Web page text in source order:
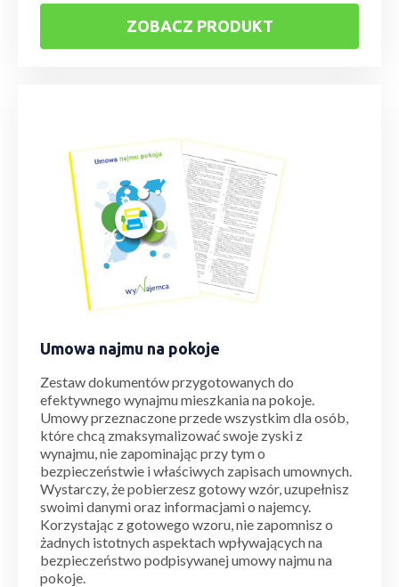
ZOBACZ PRODUKT
Umowa najmu na pokoje
Zestaw dokumentów przygotowanych do
efektywnego wynajmu mieszkania na pokoje.
Umowy przeznaczone przede wszystkim dla osób,
które chcą zmaksymalizować swoje zyski z
wynajmu, nie zapominając przy tym o
bezpieczeństwie i właściwych zapisach umownych.
Wystarczy, że pobierzesz gotowy wzór, uzupełnisz
swoimi danymi oraz informacjami o najemcy.
Korzystając z gotowego wzoru, nie zapomnisz o
żadnych istotnych aspektach wpływających na
bezpieczeństwo podpisywanej umowy najmu na
pokoje.